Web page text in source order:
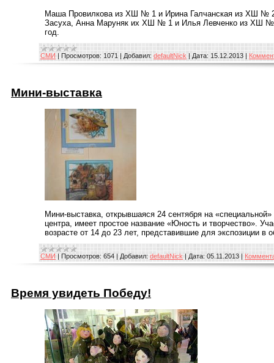
Маша Провилкова из ХШ № 1 и Ирина Галчанская из ХШ № 2
Засуха, Анна Маруняк их ХШ № 1 и Илья Левченко из ХШ
год.
СМИ | Просмотров: 1071 | Добавил: defaultNick | Дата: 15.12.2013 |
Мини-выставка
Мини-выставка, открывшаяся 24 сентября на «специальной»
центра, имеет простое название «Юность и творчество».
возрасте от 14 до 23 лет, представившие для экспозиции в
СМИ | Просмотров: 654 | Добавил: defaultNick | Дата: 05.11.2013 |
Время увидеть Победу!